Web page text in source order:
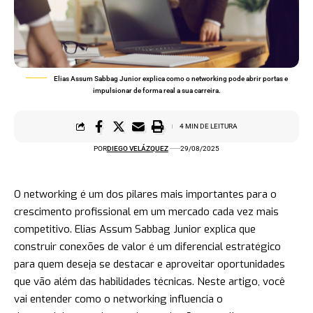
Elias Assum Sabbag Junior explica como o networking pode abrir portas e
impulsionar de forma real a sua carreira.
PORDIEGO VELÁZQUEZ 29/08/2025
4 MIN DE LEITURA
O networking é um dos pilares mais importantes para o
crescimento profissional em um mercado cada vez mais
competitivo. Elias Assum Sabbag Junior explica que
construir conexões de valor é um diferencial estratégico
para quem deseja se destacar e aproveitar oportunidades
que vão além das habilidades técnicas. Neste artigo, você
vai entender como o networking influencia o